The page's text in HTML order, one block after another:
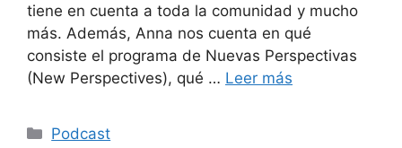
tiene en cuenta a toda la comunidad y mucho
más. Además, Anna nos cuenta en qué
consiste el programa de Nuevas Perspectivas
(New Perspectives), qué … Leer más
Categorías
Podcast